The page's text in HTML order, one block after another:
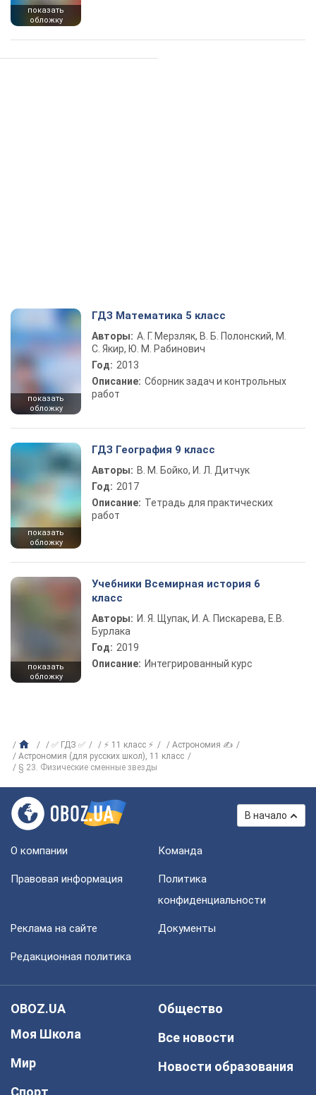
показать
обложку
показать
обложку
ГДЗ Математика 5 класс
Авторы: А. Г. Мерзляк, В. Б. Полонский, М.
С. Якир, Ю. М. Рабинович
Год: 2013
Описание: Сборник задач и контрольных
работ
показать
обложку
ГДЗ География 9 класс
Авторы: В. М. Бойко, И. Л. Дитчук
Год: 2017
Описание: Тетрадь для практических
работ
показать
обложку
Учебники Всемирная история 6
класс
Авторы: И. Я. Щупак, И. А. Пискарева, Е.В.
Бурлака
Год: 2019
Описание: Интегрированный курс
✅ ГДЗ ✅ ⚡ 11 класс ⚡
Астрономия ✍
Астрономия (для русских школ), 11 класс
§ 23. Физические сменные звезды
В начало
О компании Команда
Правовая информация
Политика
конфиденциальности
Реклама на сайте Документы
Редакционная политика
OBOZ.UA
Моя Школа
Мир
Спорт
Общество
Все новости
Новости образования